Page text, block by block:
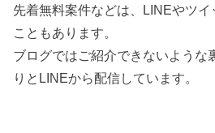
先着無料案件などは、LINEやツ
こともあります。
ブログではご紹介できないような
りとLINEから配信しています。